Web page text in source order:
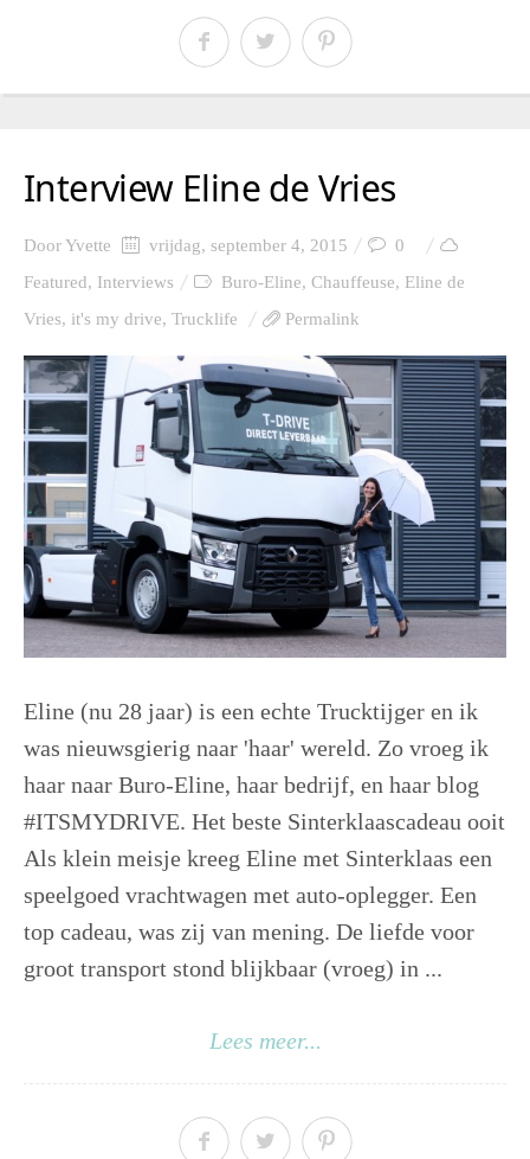
Interview Eline de Vries
DoorYvette vrijdag, september 4, 2015
0
Featured, Interviews Buro-Eline, Chauffeuse, Eline de
Vries, it's my drive, Trucklife Permalink
Eline (nu 28 jaar) is een echte Trucktijger en ik
was nieuwsgierig naar 'haar' wereld. Zo vroeg ik
haar naar Buro-Eline, haar bedrijf, en haar blog
‪#‎ITSMYDRIVE‬. Het beste Sinterklaascadeau ooit
Als klein meisje kreeg Eline met Sinterklaas een
speelgoed vrachtwagen met auto-oplegger. Een
top cadeau, was zij van mening. De liefde voor
groot transport stond blijkbaar (vroeg) in ...
Lees meer...